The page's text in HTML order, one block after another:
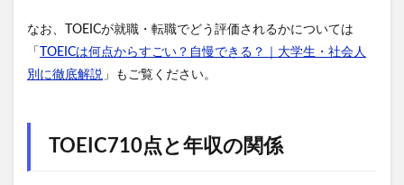
なお、TOEICが就職・転職でどう評価されるかについては
「
TOEICは何点からすごい？自慢できる？｜大学生・社会人
別に徹底解説 」もご覧ください。
TOEIC710点と年収の関係